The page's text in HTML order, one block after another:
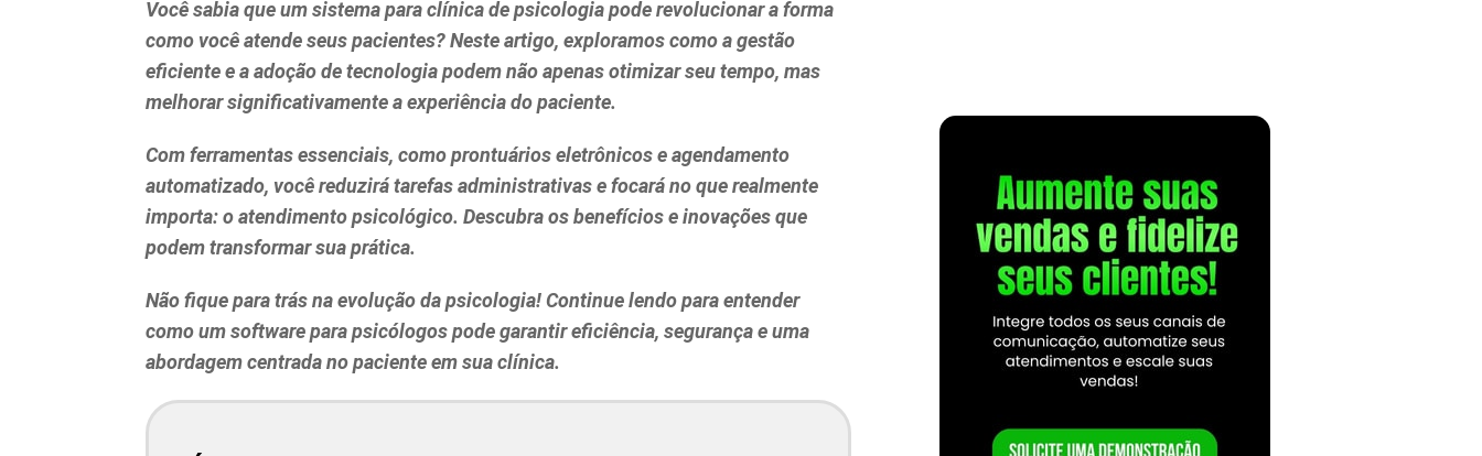
Você sabia que um sistema para clínica de psicologia pode revolucionar a forma
como você atende seus pacientes? Neste artigo, exploramos como a gestão
eficiente e a adoção de tecnologia podem não apenas otimizar seu tempo, mas
melhorar significativamente a experiência do paciente.
Com ferramentas essenciais, como prontuários eletrônicos e agendamento
automatizado, você reduzirá tarefas administrativas e focará no que realmente
importa: o atendimento psicológico. Descubra os benefícios e inovações que
podem transformar sua prática.
Não fique para trás na evolução da psicologia! Continue lendo para entender
como um software para psicólogos pode garantir eficiência, segurança e uma
abordagem centrada no paciente em sua clínica.